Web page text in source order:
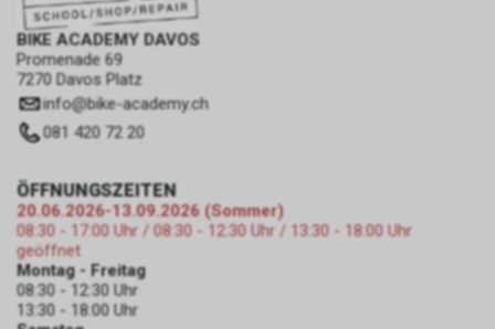
BIKE ACADEMY DAVOS
Promenade 69
7270 Davos Platz
info@bike-academy.ch
081 420 72 20
ÖFFNUNGSZEITEN
20.06.2026-13.09.2026 (Sommer)
08:30 - 17:00 Uhr / 08:30 - 12:30 Uhr / 13:30 - 18:00 Uhr
geöffnet
Montag - Freitag
08:30 - 12:30 Uhr
13:30 - 18:00 Uhr